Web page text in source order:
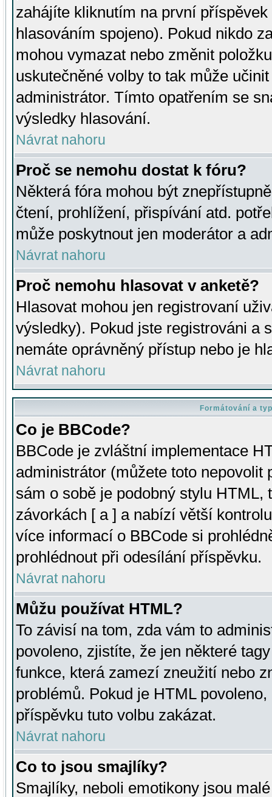
zahájíte kliknutím na první
hlasováním spojeno). Pokud nikdo
mohou vymazat nebo změnit
uskutečněné volby to tak může
administrátor. Tímto opatřením se
výsledky hlasování.
Návrat nahoru
Proč se nemohu dostat k fóru?
Některá fóra mohou být
čtení, prohlížení, přispívání atd.
může poskytnout jen moderátor a
Návrat nahoru
Proč nemohu hlasovat v anketě?
Hlasovat mohou jen registrovaní
výsledky). Pokud jste registrováni a
nemáte oprávněný přístup nebo je
Návrat nahoru
Formátování a
Co je BBCode?
BBCode je zvláštní implementace
administrátor (můžete toto
sám o sobě je podobný stylu HTML,
závorkách [ a ] a nabízí větší
více informací o BBCode si
prohlédnout při odesílání příspěvku.
Návrat nahoru
Můžu používat HTML?
To závisí na tom, zda vám to
povoleno, zjistíte, že jen některé
funkce, která zamezí zneužití nebo
problémů. Pokud je HTML
příspěvku tuto volbu zakázat.
Návrat nahoru
Co to jsou smajlíky?
Smajlíky, neboli emotikony jsou